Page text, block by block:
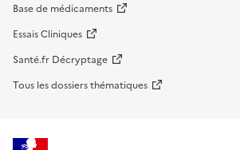
Base de médicaments
Essais Cliniques
Santé.fr Décryptage
Tous les dossiers thématiques